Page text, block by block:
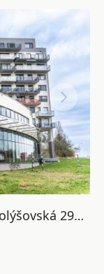
Pronájem bytu 2+kk, 60m2, ul. Holýšovská 2923/4, Praha 5 Stodůlky